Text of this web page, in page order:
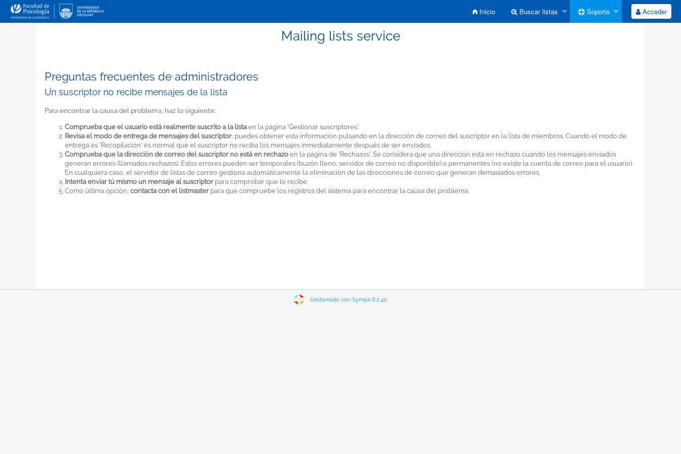
Inicio Buscar listas Soporte Acceder
Mailing lists service
Preguntas frecuentes de administradores
Un suscriptor no recibe mensajes de la lista
Para encontrar la causa del problema, haz lo siguiente:
Comprueba que el usuario está realmente suscrito a la lista en la página 'Gestionar suscriptores'.
Revisa el modo de entrega de mensajes del suscriptor; puedes obtener esta información pulsando en la dirección de correo del suscriptor en la lista de miembros. Cuando el modo de
entrega es 'Recopilación' es normal que el suscriptor no reciba los mensajes inmediatamente después de ser enviados.
Comprueba que la dirección de correo del suscriptor no está en rechazo en la página de 'Rechazos'. Se considera que una dirección está en rechazo cuando los mensajes enviados
generan errores (llamados rechazos). Estos errores pueden ser temporales (buzón lleno, servidor de correo no disponible) o permanentes (no existe la cuenta de correo para el usuario).
En cualquiera caso, el servidor de listas de correo gestiona automáticamente la eliminación de las direcciones de correo que generan demasiados errores.
Intenta enviar tú mismo un mensaje al suscriptor para comprobar que lo recibe.
Como última opción, contacta con el listmaster para que compruebe los registros del sistema para encontrar la causa del problema.
Gestionado con Sympa 6.2.40